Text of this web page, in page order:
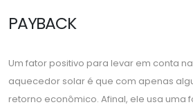
PAYBACK
Um fator positivo para levar em conta
aquecedor solar é que com apenas
retorno econômico. Afinal, ele usa uma